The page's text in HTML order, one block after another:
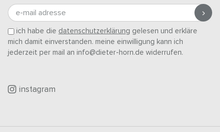
e-mail adresse
ich habe die datenschutzerklärung gelesen und erkläre
mich damit einverstanden. meine einwilligung kann ich
jederzeit per mail an info@dieter-horn.de widerrufen.
instagram